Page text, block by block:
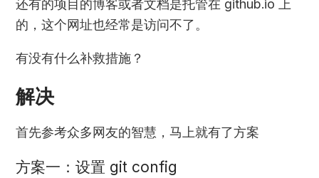
还有的项目的博客或者文档是托管在 github.io 上
的，这个网址也经常是访问不了。
有没有什么补救措施？
解决
首先参考众多网友的智慧，马上就有了方案
方案一：设置 git config